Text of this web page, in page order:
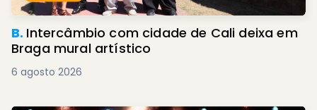
B. Intercâmbio com cidade de Cali deixa em
Braga mural artístico
6 agosto 2026